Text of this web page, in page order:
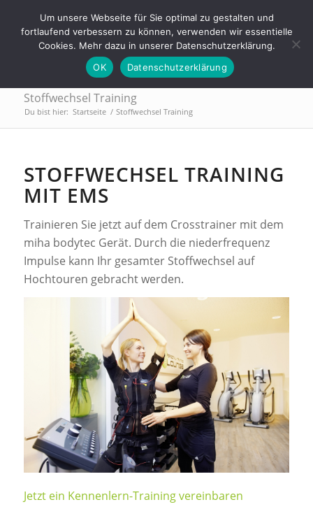
Tel.: 0911 - 2171 4565 | info@trainings-lounge.de
Stoffwechsel Training
Du bist hier: Startseite / Stoffwechsel Training
STOFFWECHSEL TRAINING
MIT EMS
Trainieren Sie jetzt auf dem Crosstrainer mit dem
miha bodytec Gerät. Durch die niederfrequenz
Impulse kann Ihr gesamter Stoffwechsel auf
Hochtouren gebracht werden.
Jetzt ein Kennenlern-Training vereinbaren
Um unsere Webseite für Sie optimal zu gestalten und
fortlaufend verbessern zu können, verwenden wir essentielle
Cookies. Mehr dazu in unserer Datenschutzerklärung.
OK
Datenschutzerklärung